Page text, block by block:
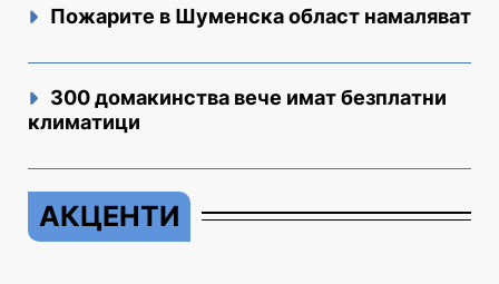
Пожарите в Шуменска област намаляват
300 домакинства вече имат безплатни
климатици
АКЦЕНТИ